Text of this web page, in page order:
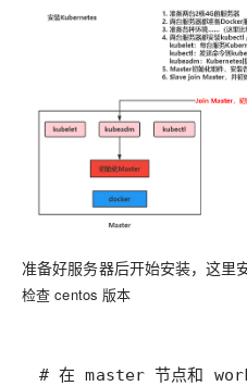
准备好服务器后开始安装，这里
检查 centos 版本